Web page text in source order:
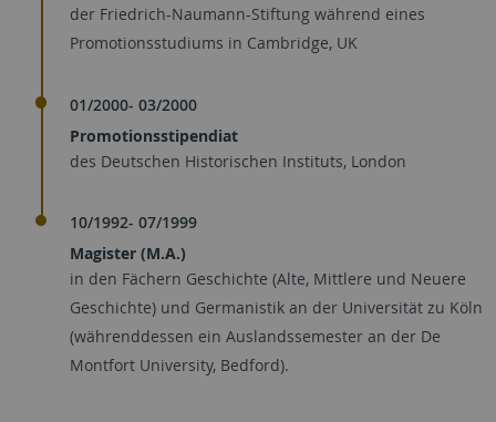
der Friedrich-Naumann-Stiftung während eines
Promotionsstudiums in Cambridge, UK
01/2000- 03/2000
Promotionsstipendiat
des Deutschen Historischen Instituts, London
10/1992- 07/1999
Magister (M.A.)
in den Fächern Geschichte (Alte, Mittlere und Neuere
Geschichte) und Germanistik an der Universität zu Köln
(währenddessen ein Auslandssemester an der De
Montfort University, Bedford).